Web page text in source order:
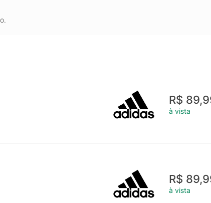
R$
à vista
R$
à vista